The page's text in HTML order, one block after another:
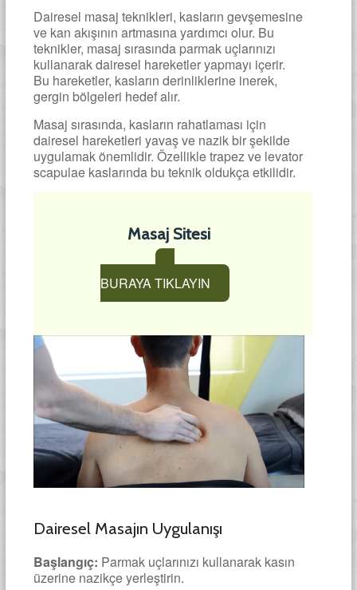
Dairesel masaj teknikleri, kasların gevşemesine
ve kan akışının artmasına yardımcı olur. Bu
teknikler, masaj sırasında parmak uçlarınızı
kullanarak dairesel hareketler yapmayı içerir.
Bu hareketler, kasların derinliklerine inerek,
gergin bölgeleri hedef alır.
Masaj sırasında, kasların rahatlaması için
dairesel hareketleri yavaş ve nazik bir şekilde
uygulamak önemlidir. Özellikle trapez ve levator
scapulae kaslarında bu teknik oldukça etkilidir.
Masaj Sitesi
BURAYA TIKLAYIN
Dairesel Masajın Uygulanışı
Başlangıç: Parmak uçlarınızı kullanarak kasın
üzerine nazikçe yerleştirin.